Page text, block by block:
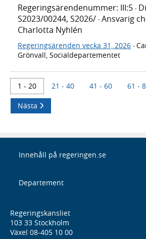
Regeringsärendenummer: III:5 ·
S2023/00244, S2026/ · Ansvarig
Charlotta Nyhlén
Regeringsärenden vecka 31, 2026 ·
Grönvall, Socialdepartementet
1 - 20 21 - 40 41 - 60 61 -
Nästa
Innehåll på regeringen.se
Departement
Regeringskansliet
103 33 Stockholm
Växel 08-405 10 00